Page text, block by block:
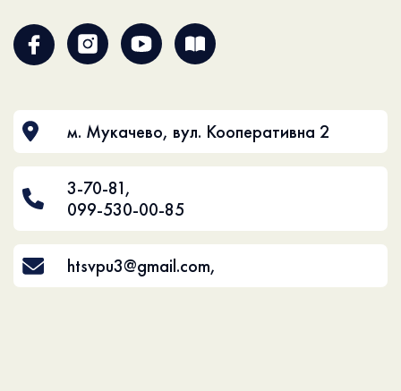
м. Мукачево, вул. Кооперативна 2
3-70-81,
099-530-00-85
htsvpu3@gmail.com,